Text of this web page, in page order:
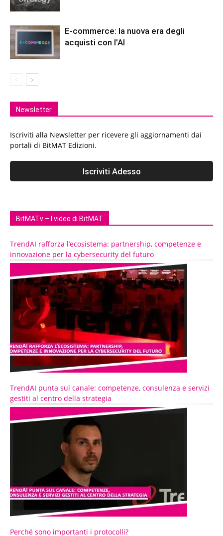
E-commerce: la nuova era degli
acquisti con l’AI
Newsletter
Iscriviti alla Newsletter per ricevere gli aggiornamenti dai
portali di BitMAT Edizioni.
BitMATv – I video di BitMAT
TrendAI rafforza l’ecosistema: partnership, competenze e
innovazione per la cybersecurity del futuro
TrendAI punta sul canale: competenze, consulenza e servizi
gestiti al centro della strategia
Perché sono importanti i protocolli?